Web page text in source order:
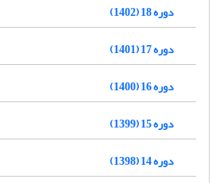
دوره 18 (1402)
دوره 17 (1401)
دوره 16 (1400)
دوره 15 (1399)
دوره 14 (1398)